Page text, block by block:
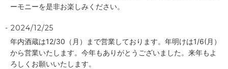
ーモニーを是非お楽しみください。
2024/12/25
年内酒蔵は12/30（月）まで営業しております。年明けは1/6(月）
から営業いたします。今年もありがとうございました。来年もよ
ろしくお願いいたします。